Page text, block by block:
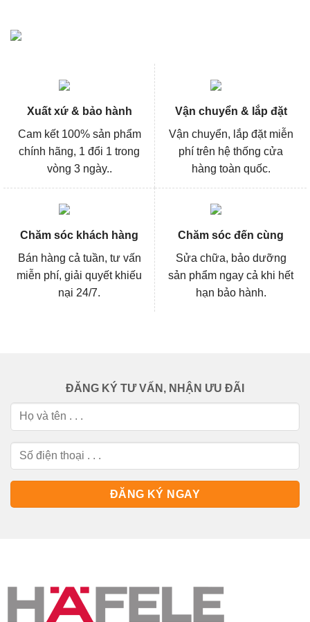
Xuất xứ & bảo hành
Cam kết 100% sản phẩm
chính hãng, 1 đổi 1 trong
vòng 3 ngày..
Vận chuyển & lắp đặt
Vận chuyển, lắp đặt miễn
phí trên hệ thống cửa
hàng toàn quốc.
Chăm sóc khách hàng
Bán hàng cả tuần, tư vấn
miễn phí, giải quyết khiếu
nại 24/7.
Chăm sóc đến cùng
Sửa chữa, bảo dưỡng
sản phẩm ngay cả khi hết
hạn bảo hành.
ĐĂNG KÝ TƯ VẤN, NHẬN ƯU ĐÃI